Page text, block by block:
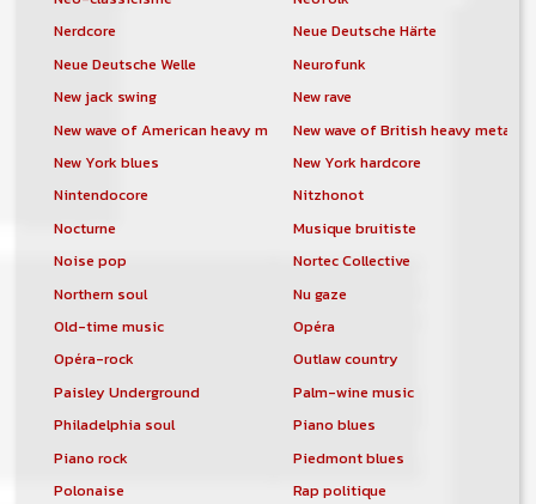
Nerdcore
Neue Deutsche Härte
Neue Deutsche Welle
Neurofunk
New jack swing
New rave
New wave of American heavy metalNew wave of British heavy metal
New York blues
New York hardcore
Nintendocore
Nitzhonot
Nocturne
Musique bruitiste
Noise pop
Nortec Collective
Northern soul
Nu gaze
Old-time music
Opéra
Opéra-rock
Outlaw country
Paisley Underground
Palm-wine music
Philadelphia soul
Piano blues
Piano rock
Piedmont blues
Polonaise
Rap politique